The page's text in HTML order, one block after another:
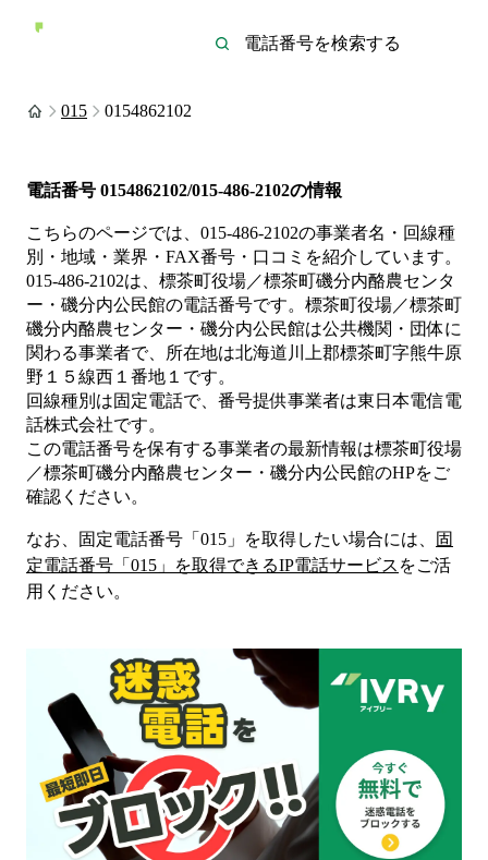
015 0154862102
電話番号 0154862102/015-486-2102の情報
こちらのページでは、 015-486-2102の事業者名・回線種
別・地域・業界・FAX番号・口コミを紹介しています。
015-486-2102は、 標茶町役場／標茶町磯分内酪農センタ
ー・磯分内公民館の電話番号です。 標茶町役場／標茶町
磯分内酪農センター・磯分内公民館は公共機関・団体に
関わる事業者で、所在地は北海道川上郡標茶町字熊牛原
野１５線西１番地１ です。
回線種別は固定電話で、番号提供事業者は東日本電信電
話株式会社です。
この電話番号を保有する事業者の最新情報は標茶町役場
／標茶町磯分内酪農センター・磯分内公民館のHPをご
確認ください。
なお、固定電話番号「 015 」を取得したい場合には、
固
定電話番号「 015 」を取得できるIP電話サービス をご活
用ください。